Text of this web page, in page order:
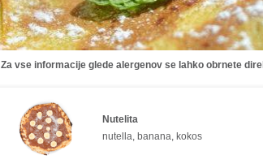
Za vse informacije glede alergenov se lahko obrnete
Nutelita
nutella, banana, kokos